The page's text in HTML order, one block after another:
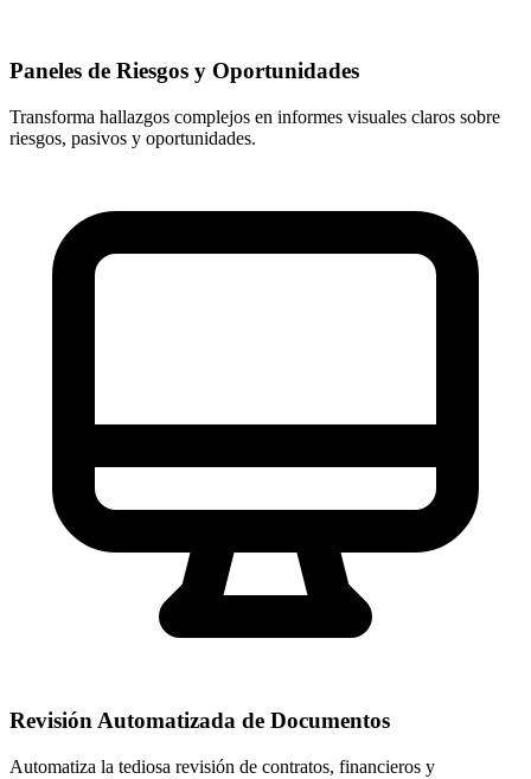
Paneles de Riesgos y Oportunidades
Transforma hallazgos complejos en informes visuales claros sobre
riesgos, pasivos y oportunidades.
Revisión Automatizada de Documentos
Automatiza la tediosa revisión de contratos, financieros y